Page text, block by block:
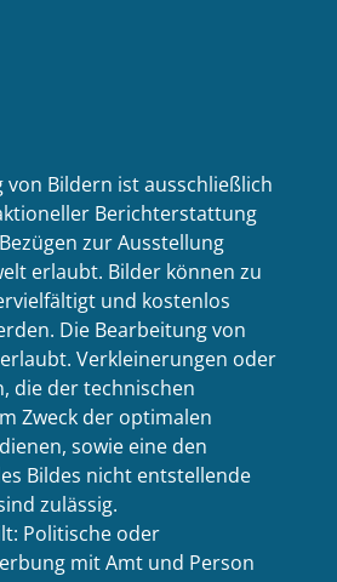
von Bildern ist ausschließlich
Berichterstattung
zur Ausstellung
erlaubt. Bilder können zu
und kostenlos
Die Bearbeitung von
Verkleinerungen oder
die der technischen
Zweck der optimalen
sowie eine den
Bildes nicht entstellende
zulässig.
Politische oder
mit Amt und Person